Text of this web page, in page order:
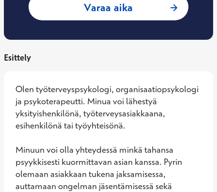
Varaa aika : Päivi
Esittely
Olen työterveyspsykologi, organisaatiopsykologi
ja psykoterapeutti. Minua voi lähestyä
yksityishenkilönä, työterveysasiakkaana,
esihenkilönä tai työyhteisönä.
Minuun voi olla yhteydessä minkä tahansa
psyykkisesti kuormittavan asian kanssa. Pyrin
olemaan asiakkaan tukena jaksamisessa,
auttamaan ongelman jäsentämisessä sekä